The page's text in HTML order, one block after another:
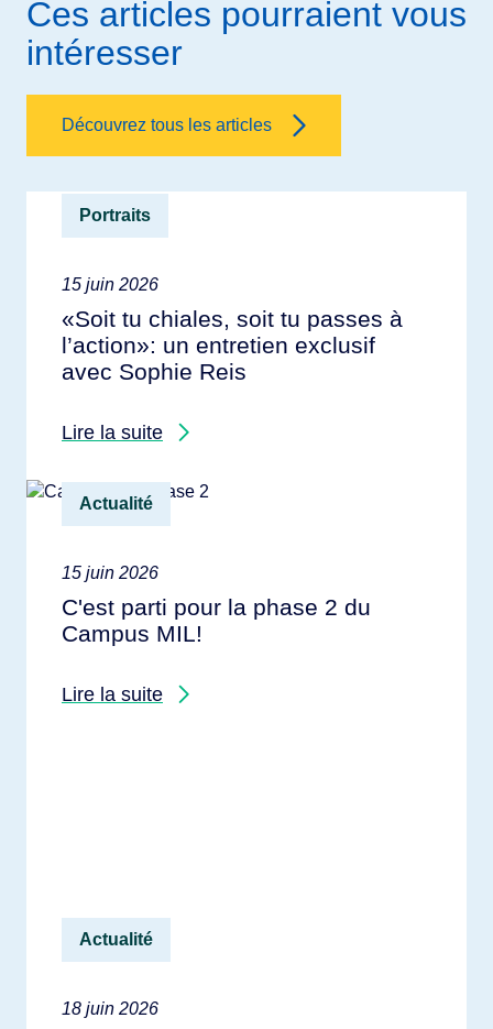
Ces articles pourraient vous
intéresser
Découvrez tous les articles
Portraits
15 juin 2026
«Soit tu chiales, soit tu passes à
l’action»: un entretien exclusif
avec Sophie Reis
Lire la suite
Actualité
15 juin 2026
C'est parti pour la phase 2 du
Campus MIL!
Lire la suite
Actualité
18 juin 2026